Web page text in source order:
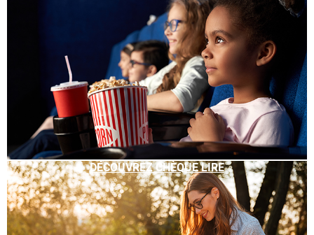
DÉCOUVREZ CHÈQUE LIRE